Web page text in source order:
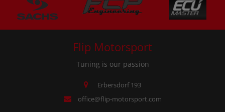
Flip Motorsport
Tuning is our passion
Erbersdorf 193
office@flip-motorsport.com